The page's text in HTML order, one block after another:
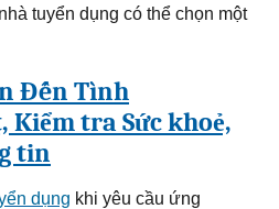
tuyển dụng có thể chọn một
Đến Tình
Kiểm tra Sức khoẻ,
tin
dụng khi yêu cầu ứng